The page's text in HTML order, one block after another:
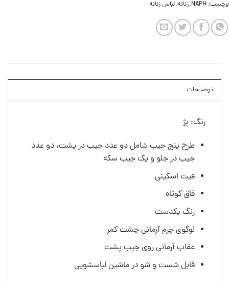
برچسب: NAPH
,زنانه,لباس زنانه
توضیحات
رنگ: بژ
طرح پنج جیب شامل دو عدد جیب در پشت، دو عدد
جیب در جلو و یک جیب سکه
فیت اسکینی
فاق کوتاه
رنگ یکدست
لوگوی چرم آرمانی چشت کمر
عقاب آرمانی روی جیب پشت
قابل شست و شو در ماشین لباسشویی